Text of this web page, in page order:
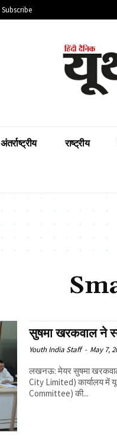
Subscribe
अंतर्राष्ट्रीय राष्ट्रीय
सुषमा खरकवाल ने
Youth India Staff - May 7,
लखनऊ: मेयर सुषमा खरकवाल
City Limited) कार्यालय में
Committee) की...